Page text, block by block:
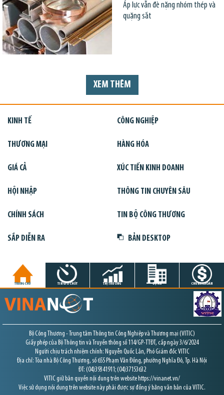
Áp lực vẫn đè nặng nhóm thép và
quặng sắt
XEM THÊM
KINH TẾ CÔNG NGHIỆP
THƯƠNG MẠI HÀNG HÓA
GIÁ CẢ XÚC TIẾN KINH DOANH
HỘI NHẬP THÔNG TIN CHUYÊN SÂU
CHÍNH SÁCH TIN BỘ CÔNG THƯƠNG
SẮP DIỄN RA BẢN DESKTOP
TRANG CHỦ TIN GIỜ CHÓT THỊ TRƯỜNG DỰ ÁN CHỨNG KHOÁN
Bộ Công Thương - Trung tâm Thông tin Công Nghiệp và Thương mại (VITIC)
Giấy phép của Bộ Thông tin và Truyền thông số 114/GP-TTĐT, cấp ngày 3/6/2024
Người chịu trách nhiệm chính: Nguyễn Quốc Lân, Phó Giám đốc VITIC
Địa chỉ: Tòa nhà Bộ Công Thương, số 655 Phạm Văn Đồng, phường Nghĩa Đô, Tp. Hà Nội
ĐT: (04)39341911; (04)37153632
VITIC giữ bản quyền nội dung trên website https://vinanet.vn/
Việc sử dụng nội dung trên website này phải được sự đồng ý bằng văn bản của VITIC.